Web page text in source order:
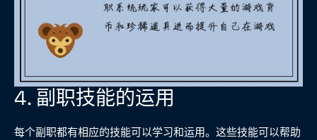
4. 副职技能的运用
每个副职都有相应的技能可以学习和运用。这些技能可以帮助